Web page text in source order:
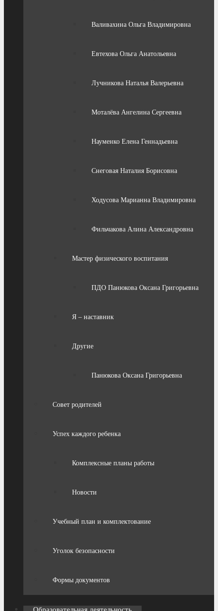
Валивахина Ольга Владимировна
Евтехова Ольга Анатольевна
Лучникова Наталья Валерьевна
Моталёва Ангелина Сергеевна
Науменко Елена Геннадьевна
Снеговая Наталия Борисовна
Ходусова Марианна Владимировна
Фильчакова Алина Александровна
Мастер физического воспитания
ПДО Панюкова Оксана Григорьевна
Я – наставник
Другие
Панюкова Оксана Григорьевна
Совет родителей
Успех каждого ребенка
Комплексные планы работы
Новости
Учебный план и комплектование
Уголок безопасности
Формы документов